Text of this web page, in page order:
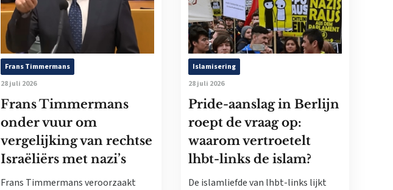
Frans Timmermans
28 juli 2026
Frans Timmermans
onder vuur om
vergelijking van rechtse
Israëliërs met nazi’s
Frans Timmermans veroorzaakt
Islamisering
28 juli 2026
Pride-aanslag in Berlijn
roept de vraag op:
waarom vertroetelt
lhbt-links de islam?
De islamliefde van lhbt-links lijkt